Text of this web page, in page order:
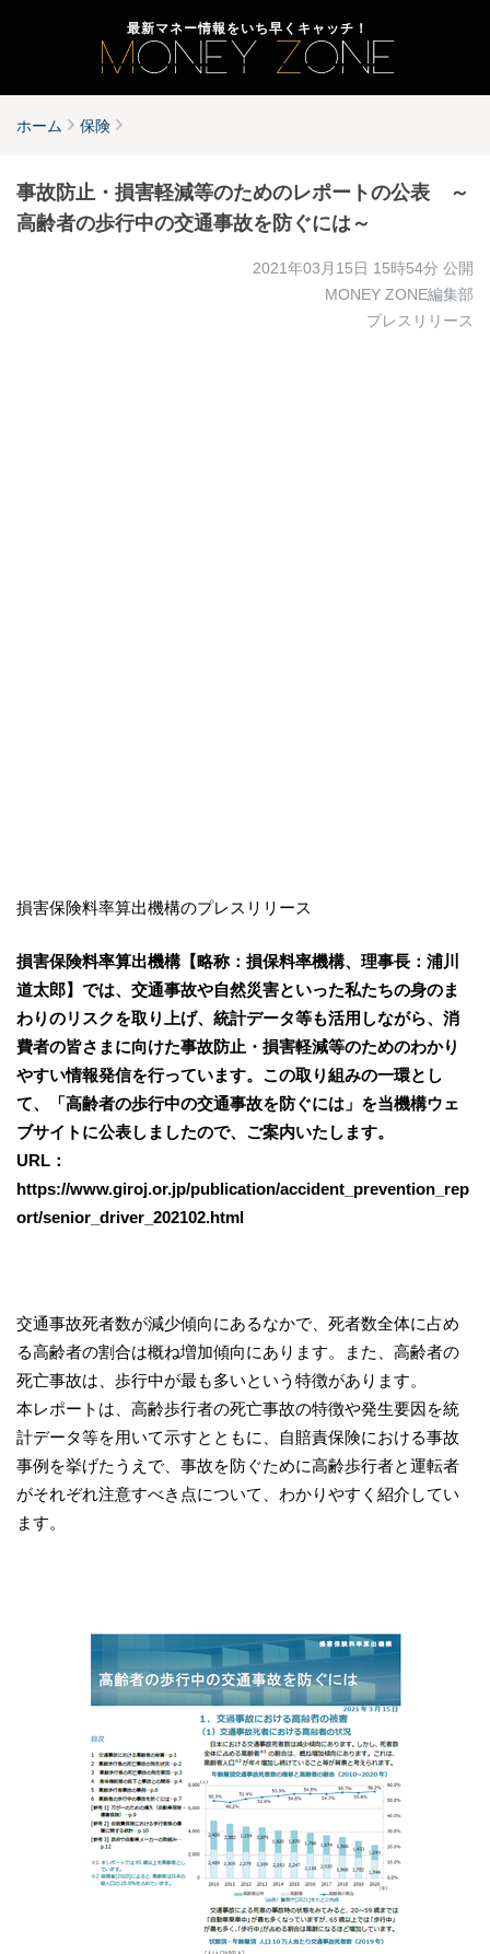
最新マネー情報をいち早くキャッチ！
ホーム 保険
事故防止・損害軽減等のためのレポートの公表 ～
高齢者の歩行中の交通事故を防ぐには～
2021年03月15日 15時54分 公開
MONEY ZONE編集部
プレスリリース
損害保険料率算出機構のプレスリリース
損害保険料率算出機構【略称：損保料率機構、理事長：浦川
道太郎】では、交通事故や自然災害といった私たちの身のま
わりのリスクを取り上げ、統計データ等も活用しながら、消
費者の皆さまに向けた事故防止・損害軽減等のためのわかり
やすい情報発信を行っています。この取り組みの一環とし
て、「高齢者の歩行中の交通事故を防ぐには」を当機構ウェ
ブサイトに公表しましたので、ご案内いたします。
URL：
https://www.giroj.or.jp/publication/accident_prevention_rep
ort/senior_driver_202102.html
交通事故死者数が減少傾向にあるなかで、死者数全体に占め
る高齢者の割合は概ね増加傾向にあります。また、高齢者の
死亡事故は、歩行中が最も多いという特徴があります。
本レポートは、高齢歩行者の死亡事故の特徴や発生要因を統
計データ等を用いて示すとともに、自賠責保険における事故
事例を挙げたうえで、事故を防ぐために高齢歩行者と運転者
がそれぞれ注意すべき点について、わかりやすく紹介してい
ます。